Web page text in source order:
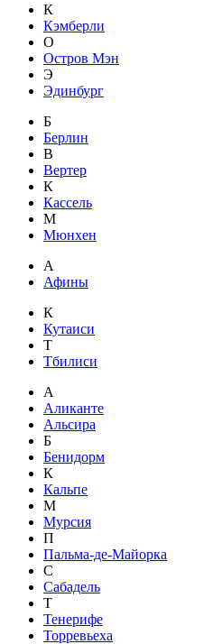
К
Кэмберли
О
Остров Мэн
Э
Эдинбург
Б
Берлин
В
Вертер
К
Кассель
М
Мюнхен
А
Афины
К
Кутаиси
Т
Тбилиси
А
Аликанте
Альсира
Б
Бенидорм
К
Кальпе
М
Мурсия
П
Пальма-де-Майорка
С
Сабадель
Т
Тенерифе
Торревьеха